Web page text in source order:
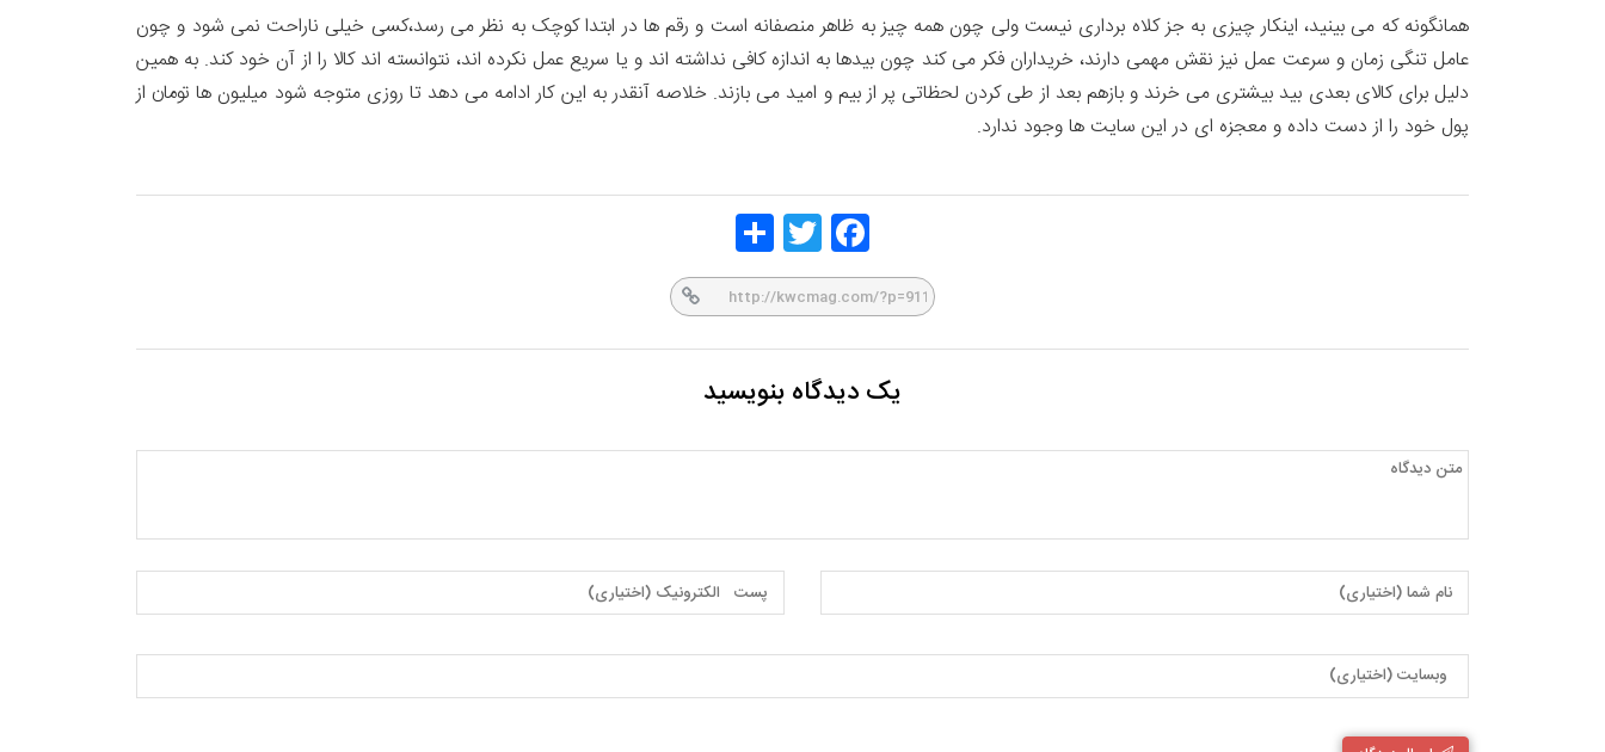
همانگونه که می بینید، اینکار چیزی به جز کلاه برداری نیست ولی چون همه چیز به ظاهر منصفانه است و رقم ها در ابتدا کوچک به نظر می رسد،کسی خیلی ناراحت نمی شود و چون
عامل تنگی زمان و سرعت عمل نیز نقش مهمی دارند، خریداران فکر می کند چون بیدها به اندازه کافی نداشته اند و یا سریع عمل نکرده اند، نتوانسته اند کالا را از آن خود کند. به همین
دلیل برای کالای بعدی بید بیشتری می خرند و بازهم بعد از طی کردن لحظاتی پر از بیم و امید می بازند. خلاصه آنقدر به این کار ادامه می دهد تا روزی متوجه شود میلیون ها تومان از
پول خود را از دست داده و معجزه ای در این سایت ها وجود ندارد.
Face
book
Twitt
er
یک دیدگاه بنویسید